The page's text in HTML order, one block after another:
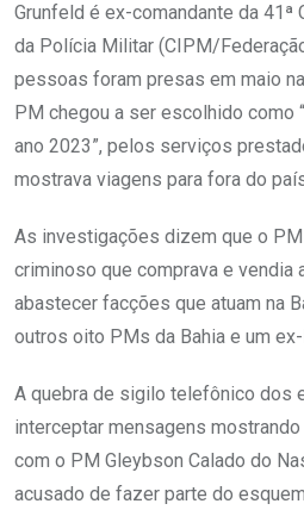
Grunfeld é ex-comandante da 41ª
da Polícia Militar (CIPM/
pessoas foram presas em maio
PM chegou a ser escolhido como
ano 2023”, pelos serviços
mostrava viagens para fora do
As investigações dizem que o
criminoso que comprava e vendia
abastecer facções que atuam na
outros oito PMs da Bahia e um
A quebra de sigilo telefônico dos
interceptar mensagens
com o PM Gleybson Calado do
acusado de fazer parte do